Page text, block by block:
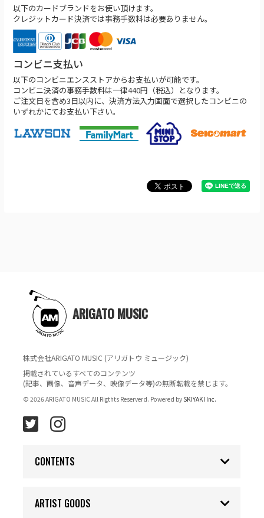
以下のカードブランドをお使い頂けます。
クレジットカード決済では事務手数料は必要ありません。
コンビニ支払い
以下のコンビニエンスストアからお支払いが可能です。
コンビニ決済の事務手数料は一律440円（税込）となります。
ご注文日を含め3日以内に、決済方法入力画面で選択したコンビニの
いずれかにてお支払い下さい。
ARIGATO MUSIC
株式会社ARIGATO MUSIC (アリガトウ ミュージック)
掲載されているすべてのコンテンツ
(記事、画像、音声データ、映像データ等)の無断転載を禁じます。
© 2026 ARIGATO MUSIC All Rigthts Reserverd. Powered by SKIYAKI Inc.
CONTENTS
ARTIST GOODS